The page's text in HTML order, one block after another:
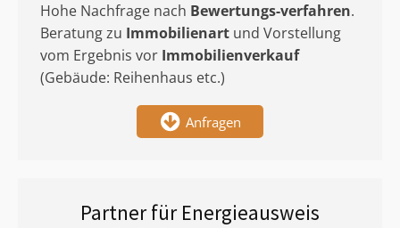
Hohe Nachfrage nach Bewertungs-verfahren.
Beratung zu Immobilienart und Vorstellung
vom Ergebnis vor Immobilienverkauf
(Gebäude: Reihenhaus etc.)
Anfragen
Partner für Energieausweis